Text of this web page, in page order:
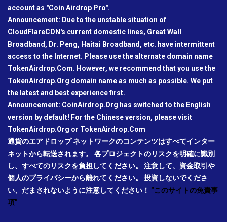
account as "Coin Airdrop Pro".
Announcement: Due to the unstable situation of
CloudFlareCDN's current domestic lines, Great Wall
Broadband, Dr. Peng, Haitai Broadband, etc. have intermittent
access to the Internet. Please use the alternate domain name
TokenAirdrop.Com. However, we recommend that you use the
TokenAirdrop.Org domain name as much as possible. We put
the latest and best experience first.
Announcement: CoinAirdrop.Org has switched to the English
version by default! For the Chinese version, please visit
TokenAirdrop.Org or TokenAirdrop.Com
通貨のエアドロップ ネットワークのコンテンツはすべてインター
ネットから転送されます。 各プロジェクトのリスクを明確に識別
し、すべてのリスクを負担してください。 注意して、資金取引や
個人のプライバシーから離れてください。 投資しないでくださ
い、だまされないように注意してください！ "このサイトの免責事
項"